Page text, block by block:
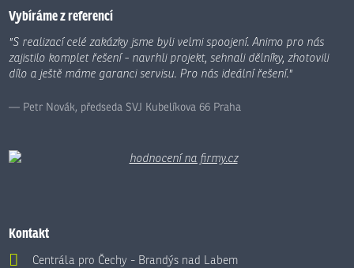
nepodařilo
odeslat.
Vybíráme z referencí
"S realizací celé zakázky jsme byli velmi spoojení. Animo pro nás
zajistilo komplet řešení - navrhli projekt, sehnali dělníky, zhotovili
dílo a ještě máme garanci servisu. Pro nás ideální řešení."
Petr Novák, předseda SVJ Kubelíkova 66 Praha
Kontakt
Centrála pro Čechy - Brandýs nad Labem